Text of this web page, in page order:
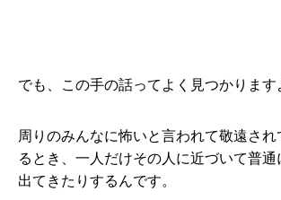
でも、この手の話ってよく見つかります
周りのみんなに怖いと言われて敬遠さ
るとき、一人だけその人に近づいて普
出てきたりするんです。